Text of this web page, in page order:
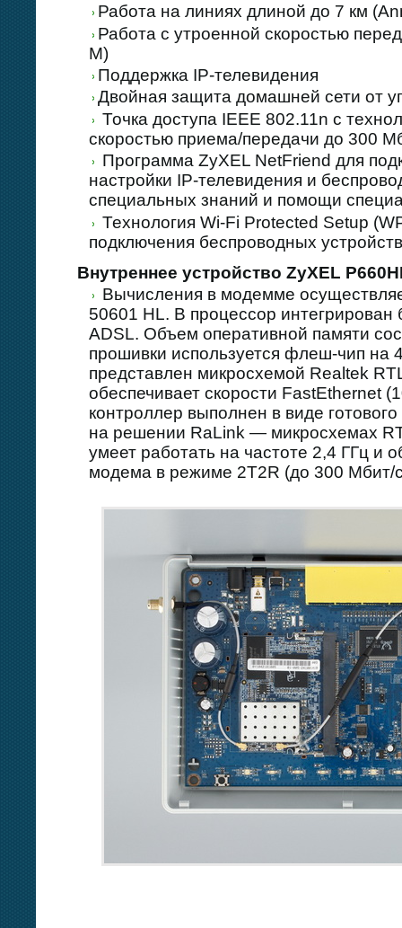
Работа на линиях длиной до 7 км
Работа с утроенной скоростью
M)
Поддержка IP-телевидения
Двойная защита домашней сети от
Точка доступа IEEE 802.11n с
скоростью приема/передачи до 300
Программа ZyXEL NetFriend для
настройки IP-телевидения и
специальных знаний и помощи
Технология Wi-Fi Protected Setup
подключения беспроводных устройств
Внутреннее устройство ZyXEL
Вычисления в модемме
50601 HL. В процессор интегрирован
ADSL. Объем оперативной памяти
прошивки используется флеш-чип на
представлен микросхемой Realtek
обеспечивает скорости FastEthernet
контроллер выполнен в виде
на решении RaLink — микросхемах
умеет работать на частоте 2,4 ГГц и
модема в режиме 2T2R (до 300 Мбит/